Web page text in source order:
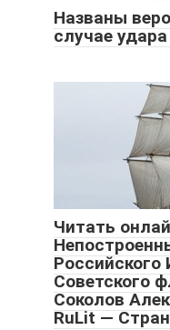
Названы
случае
Читать
Российского
Советского
Соколов
RuLit —